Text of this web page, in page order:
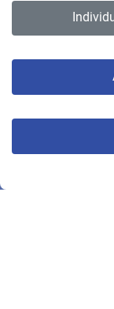
Erklärung zur
© VBL 2026